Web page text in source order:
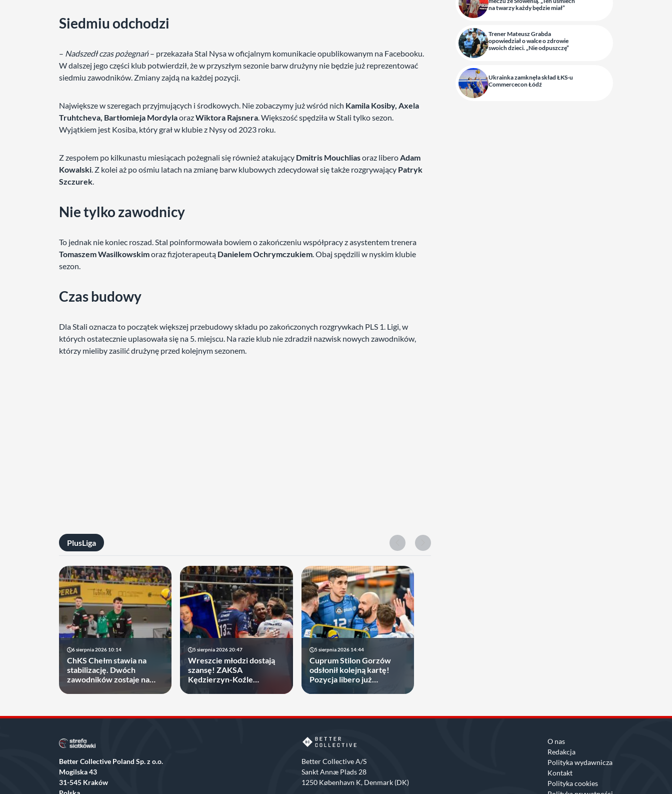
Siedmiu odchodzi
– Nadszedł czas pożegnań– przekazała Stal Nysa w oficjalnym komunikacie opublikowanym na Facebooku.
W dalszej jego części klub potwierdził, że w przyszłym sezonie barw drużyny nie będzie już reprezentować
siedmiu zawodników. Zmiany zajdą na każdej pozycji.
Największe w szeregach przyjmujących i środkowych. Nie zobaczymy już wśród nich Kamila Kosiby, Axela
Truhtcheva, Bartłomieja MordylaorazWiktora Rajsnera. Większość spędziła w Stali tylko sezon.
Wyjątkiem jest Kosiba, który grał w klubie z Nysy od 2023 roku.
Z zespołem po kilkunastu miesiącach pożegnali się również atakujący Dmitris Mouchliasoraz liberoAdam
Kowalski. Z kolei aż po ośmiu latach na zmianę barw klubowych zdecydował się także rozgrywający Patryk
Szczurek.
Nie tylko zawodnicy
To jednak nie koniec roszad. Stal poinformowała bowiem o zakończeniu współpracy z asystentem trenera
Tomaszem Wasilkowskimoraz fizjoterapeutą Danielem Ochrymczukiem. Obaj spędzili w nyskim klubie
sezon.
Czas budowy
Dla Stali oznacza to początek większej przebudowy składu po zakończonych rozgrywkach PLS 1. Ligi, w
których ostatecznie uplasowała się na 5. miejscu. Na razie klub nie zdradził nazwisk nowych zawodników,
którzy mieliby zasilić drużynę przed kolejnym sezonem.
PlusLiga
6 sierpnia 2026 10:14
ChKS Chełm stawia na
stabilizację. Dwóch
zawodników zostaje na
5 sierpnia 2026 20:47
Wreszcie młodzi dostają
szansę! ZAKSA
Kędzierzyn-Koźle
5 sierpnia 2026 14:44
Cuprum Stilon Gorzów
odsłonił kolejną kartę!
Pozycja libero już
na twarzy każdy będzie miał”
Trener Mateusz Grabda
opowiedział o walce o zdrowie
swoich dzieci. „Nie odpuszczę”
Ukrainka zamknęła skład ŁKS-u
Commercecon Łódź
Better Collective Poland Sp. z o.o.
Mogilska 43
31-545 Kraków
Better Collective A/S
Sankt Annæ Plads 28
1250 København K, Denmark (DK)
O nas
Redakcja
Polityka wydawnicza
Kontakt
Polityka cookies